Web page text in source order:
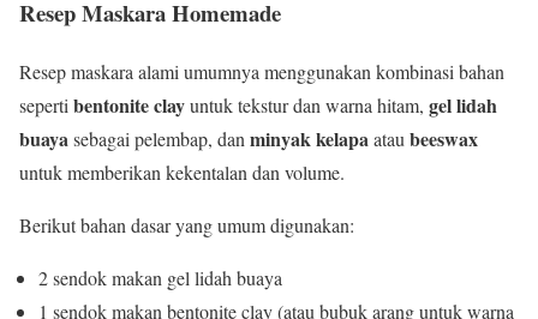
Resep Maskara Homemade
Resep maskara alami umumnya menggunakan kombinasi bahan
seperti bentonite clayuntuk tekstur dan warna hitam, gel lidah
buayasebagai pelembap, dan minyak kelapaatau beeswax
untuk memberikan kekentalan dan volume.
Berikut bahan dasar yang umum digunakan:
2 sendok makan gel lidah buaya
1 sendok makan bentonite clay (atau bubuk arang untuk warna